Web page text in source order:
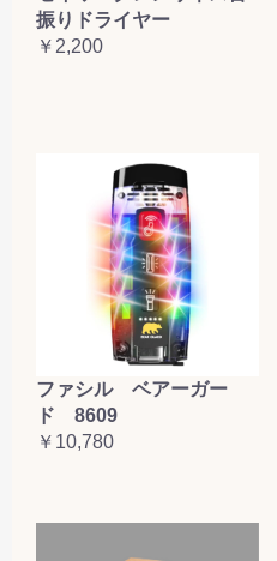
振りドライヤー
￥2,200
ファシル ベアーガー
ド 8609
￥10,780